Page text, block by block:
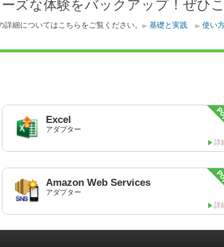
ズな体験をバックアップ！ぜひ
詳細についてはこちらをご覧ください。 基礎と実践 使い
Excel
アダプター
詳
AmazonWeb Services
アダプター
詳